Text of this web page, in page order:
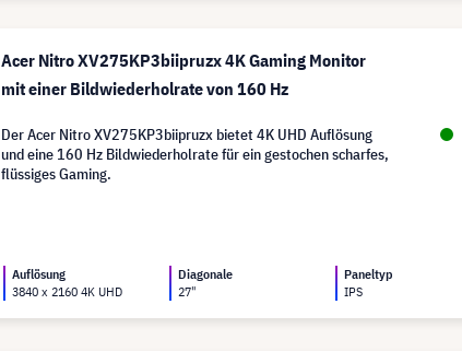
Acer Nitro XV275KP3biipruzx 4K Gaming Monitor
mit einer Bildwiederholrate von 160 Hz
Der Acer Nitro XV275KP3biipruzx bietet 4K UHD Auflösung
und eine 160 Hz Bildwiederholrate für ein gestochen scharfes,
flüssiges Gaming.
Auflösung
3840 x 2160 4K UHD
Diagonale
27"
Paneltyp
IPS